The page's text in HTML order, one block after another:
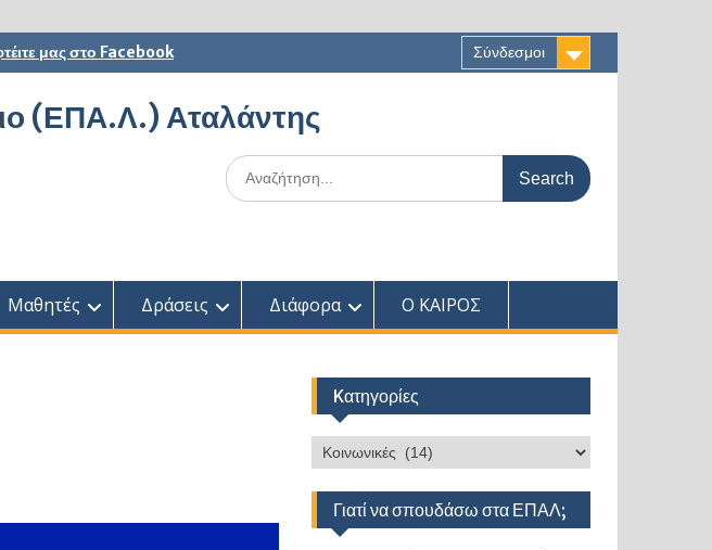
μας στο Facebook Σύνδεσμοι
(ΕΠΑ.Λ.) Αταλάντης
Search
for:
Μαθητές Δράσεις Διάφορα Ο ΚΑΙΡΟΣ
Kατηγορίες
Kατηγορίες
Γιατί να σπουδάσω στα ΕΠΑΛ;